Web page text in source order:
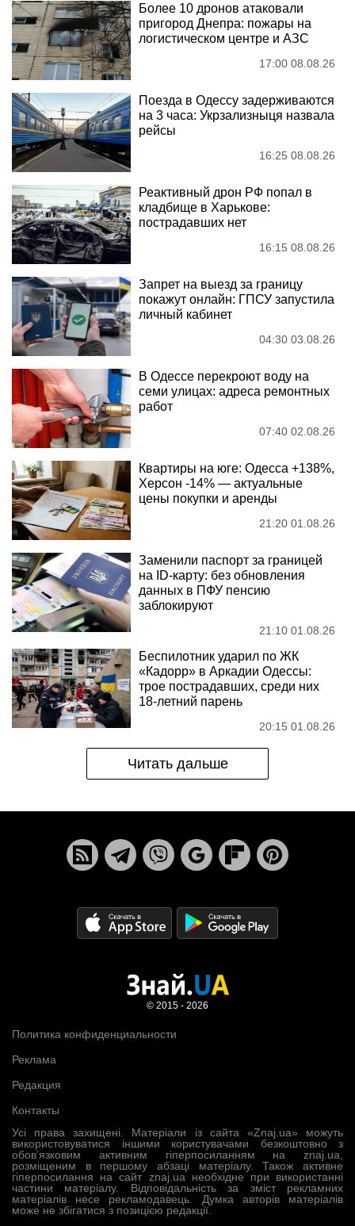
Более 10 дронов атаковали
пригород Днепра: пожары на
логистическом центре и АЗС
17:00 08.08.26
Поезда в Одессу задерживаются
на 3 часа: Укрзализныця назвала
рейсы
16:25 08.08.26
Реактивный дрон РФ попал в
кладбище в Харькове:
пострадавших нет
16:15 08.08.26
Запрет на выезд за границу
покажут онлайн: ГПСУ запустила
личный кабинет
04:30 03.08.26
В Одессе перекроют воду на
семи улицах: адреса ремонтных
работ
07:40 02.08.26
Квартиры на юге: Одесса +138%,
Херсон -14% — актуальные
цены покупки и аренды
21:20 01.08.26
Заменили паспорт за границей
на ID-карту: без обновления
данных в ПФУ пенсию
заблокируют
21:10 01.08.26
Беспилотник ударил по ЖК
«Кадорр» в Аркадии Одессы:
трое пострадавших, среди них
18-летний парень
20:15 01.08.26
Читать дальше
Усі права захищені. Матеріали із сайта «Znaj.ua» можуть
використовуватися іншими користувачами безкоштовно з
обов’язковим активним гіперпосиланням на znaj.ua,
розміщеним в першому абзаці матеріалу. Також активне
гіперпосилання на сайт znaj.ua необхідне при використанні
частини матеріалу. Відповідальність за зміст рекламних
матеріалів несе рекламодавець. Думка авторів матеріалів
може не збігатися з позицією редакції.
Политика конфиденциальности
Реклама
Редакция
Контакты
© 2015 - 2026